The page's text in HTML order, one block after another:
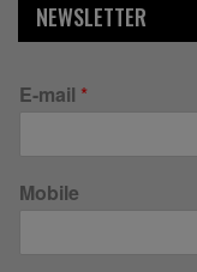
NEWSLETTER
E-mail *
Mobile